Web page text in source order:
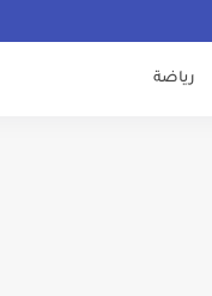
رياضة